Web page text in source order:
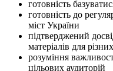
готовність
готовність до
міст України
підтверджений
матеріалів для
розуміння
цільових аудиторій